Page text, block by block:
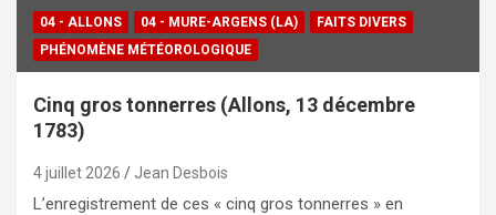
04 - ALLONS 04 - MURE-ARGENS (LA)
FAITS DIVERS
PHÉNOMÈNE MÉTÉOROLOGIQUE
Cinq gros tonnerres (Allons, 13 décembre
1783)
4 juillet 2026 Jean Desbois
L’enregistrement de ces « cinq gros tonnerres » en